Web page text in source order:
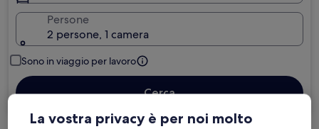
Persone
2 persone, 1 camera
Sono in viaggio per lavoro
Cerca
La vostra privacy è per noi molto